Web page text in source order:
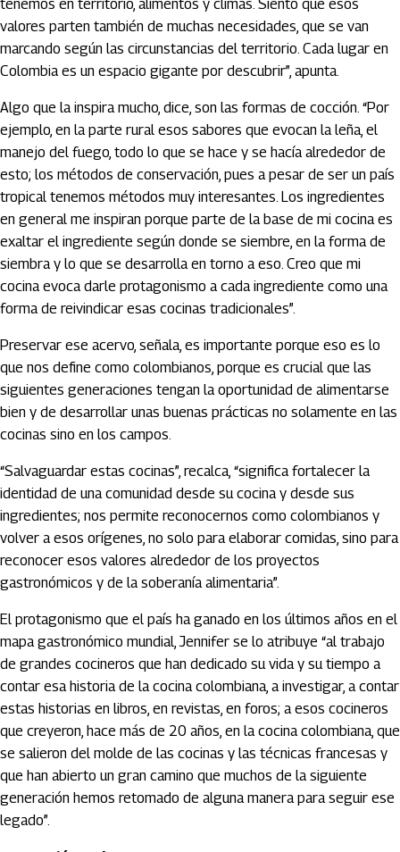
tenemos en territorio, alimentos y climas. Siento que esos
valores parten también de muchas necesidades, que se van
marcando según las circunstancias del territorio. Cada lugar en
Colombia es un espacio gigante por descubrir”, apunta.
Algo que la inspira mucho, dice, son las formas de cocción. “Por
ejemplo, en la parte rural esos sabores que evocan la leña, el
manejo del fuego, todo lo que se hace y se hacía alrededor de
esto; los métodos de conservación, pues a pesar de ser un país
tropical tenemos métodos muy interesantes. Los ingredientes
en general me inspiran porque parte de la base de mi cocina es
exaltar el ingrediente según donde se siembre, en la forma de
siembra y lo que se desarrolla en torno a eso. Creo que mi
cocina evoca darle protagonismo a cada ingrediente como una
forma de reivindicar esas cocinas tradicionales”.
Preservar ese acervo, señala, es importante porque eso es lo
que nos define como colombianos, porque es crucial que las
siguientes generaciones tengan la oportunidad de alimentarse
bien y de desarrollar unas buenas prácticas no solamente en las
cocinas sino en los campos.
“Salvaguardar estas cocinas”, recalca, “significa fortalecer la
identidad de una comunidad desde su cocina y desde sus
ingredientes; nos permite reconocernos como colombianos y
volver a esos orígenes, no solo para elaborar comidas, sino para
reconocer esos valores alrededor de los proyectos
gastronómicos y de la soberanía alimentaria”.
El protagonismo que el país ha ganado en los últimos años en el
mapa gastronómico mundial, Jennifer se lo atribuye “al trabajo
de grandes cocineros que han dedicado su vida y su tiempo a
contar esa historia de la cocina colombiana, a investigar, a contar
estas historias en libros, en revistas, en foros; a esos cocineros
que creyeron, hace más de 20 años, en la cocina colombiana, que
se salieron del molde de las cocinas y las técnicas francesas y
que han abierto un gran camino que muchos de la siguiente
generación hemos retomado de alguna manera para seguir ese
legado”.